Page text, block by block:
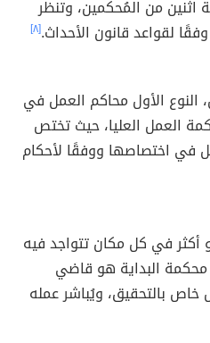
من المُحكمين، وتنظر
لقواعد قانون الأحداث.[٨]
النوع الأول محاكم العمل في
العمل العليا، حيث تختص
في اختصاصها ووفقًا لأحكام
في كل مكان تتواجد فيه
البداية هو قاضي
بالتحقيق، ويُباشر عمله